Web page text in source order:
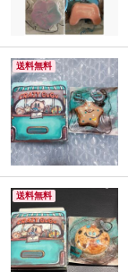
送料無料
送料無料